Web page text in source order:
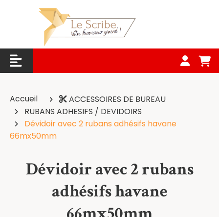
Accueil
ACCESSOIRES DE BUREAU
RUBANS ADHESIFS / DEVIDOIRS
Dévidoir avec 2 rubans adhésifs havane
66mx50mm
Dévidoir avec 2 rubans
adhésifs havane